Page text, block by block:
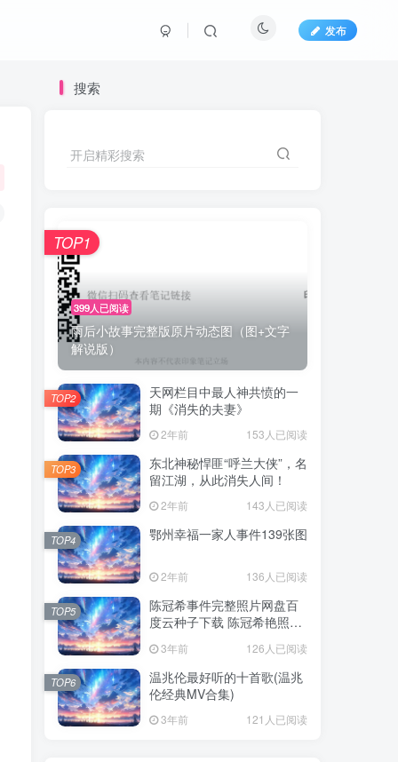
发布
搜索
开启精彩搜索
399人已阅读
雨后小故事完整版原片动态图（图+文字
解说版）
TOP1
天网栏目中最人神共愤的一
期《消失的夫妻》
2年前 153人已阅读
TOP2
东北神秘悍匪“呼兰大侠”，名
留江湖，从此消失人间！
2年前 143人已阅读
TOP3
鄂州幸福一家人事件139张图
2年前 136人已阅读
TOP4
陈冠希事件完整照片网盘百
度云种子下载 陈冠希艳照门
门全部图片观看
3年前 126人已阅读
TOP5
温兆伦最好听的十首歌(温兆
伦经典MV合集)
3年前 121人已阅读
TOP6